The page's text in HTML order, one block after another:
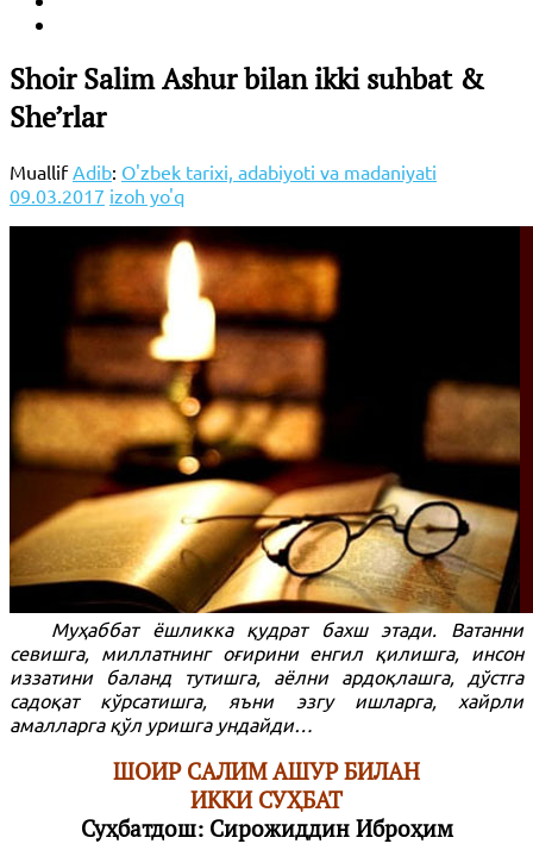
Shoir Salim Ashur bilan ikki suhbat &
She’rlar
Muallif Adib: O'zbek tarixi, adabiyoti va madaniyati
09.03.2017 izoh yo'q
Муҳаббат ёшликка қудрат бахш этади. Ватанни
севишга, миллатнинг оғирини енгил қилишга, инсон
иззатини баланд тутишга, аёлни ардоқлашга, дўстга
садоқат кўрсатишга, яъни эзгу ишларга, хайрли
амалларга қўл уришга ундайди…
ШОИР САЛИМ АШУР БИЛАН
ИККИ СУҲБАТ
Суҳбатдош: Сирожиддин Иброҳим